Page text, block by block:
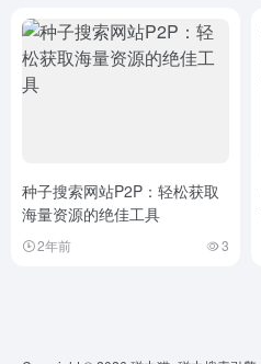
种子搜索网站P2P：轻松获取
海量资源的绝佳工具
2年前 3